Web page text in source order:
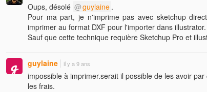
Oups, désolé guylaine .
Pour ma part, je n'imprime pas avec sketchup
imprimer au format DXF pour l'importer dans
Sauf que cette technique requière Sketchup Pro et
guylaine il y a 9 ans
impossible à imprimer.serait il possible de les avoir
les frais.